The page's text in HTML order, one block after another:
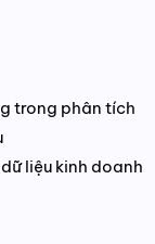
trong phân tích
liệu kinh doanh